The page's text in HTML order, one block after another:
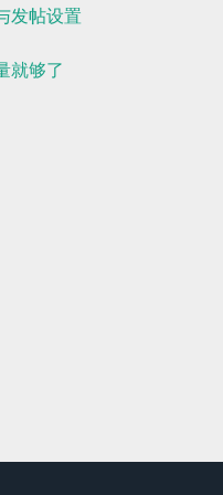
发帖设置
就够了